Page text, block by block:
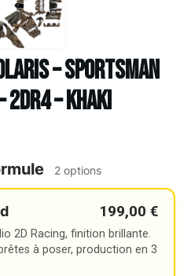
– SPORTSMAN
– KHAKI
2 options
199,00 €
2D Racing, finition brillante.
à poser, production en 3